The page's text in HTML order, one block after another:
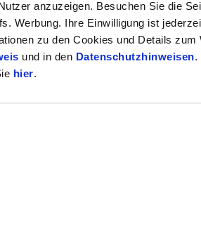
anzuzeigen. Besuchen Sie die
Werbung. Ihre Einwilligung ist
zu den Cookies und Details zum
und in den Datenschutzhinweisen.
hier.